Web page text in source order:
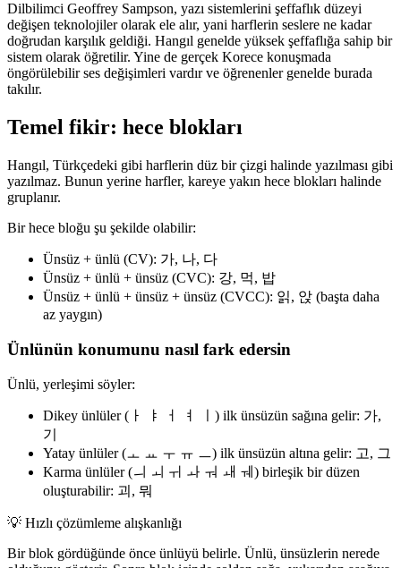
Dilbilimci Geoffrey Sampson, yazı sistemlerini şeffaflık düzeyi
değişen teknolojiler olarak ele alır, yani harflerin seslere ne kadar
doğrudan karşılık geldiği. Hangıl genelde yüksek şeffaflığa sahip bir
sistem olarak öğretilir. Yine de gerçek Korece konuşmada
öngörülebilir ses değişimleri vardır ve öğrenenler genelde burada
takılır.
Temel fikir: hece blokları
Hangıl, Türkçedeki gibi harflerin düz bir çizgi halinde yazılması gibi
yazılmaz. Bunun yerine harfler, kareye yakın hece blokları halinde
gruplanır.
Bir hece bloğu şu şekilde olabilir:
Ünsüz + ünlü (CV): 가, 나, 다
Ünsüz + ünlü + ünsüz (CVC): 강, 먹, 밥
Ünsüz + ünlü + ünsüz + ünsüz (CVCC): 읽, 앉 (başta daha
az yaygın)
Ünlünün konumunu nasıl fark edersin
Ünlü, yerleşimi söyler:
Dikey ünlüler (ㅏ ㅑ ㅓ ㅕ ㅣ) ilk ünsüzün sağına gelir: 가,
기
Yatay ünlüler (ㅗ ㅛ ㅜ ㅠ ㅡ) ilk ünsüzün altına gelir: 고, 그
Karma ünlüler (ㅢ ㅚ ㅟ ㅘ ㅝ ㅙ ㅞ) birleşik bir düzen
oluşturabilir: 괴, 뭐
💡 Hızlı çözümleme alışkanlığı
Bir blok gördüğünde önce ünlüyü belirle. Ünlü, ünsüzlerin nerede